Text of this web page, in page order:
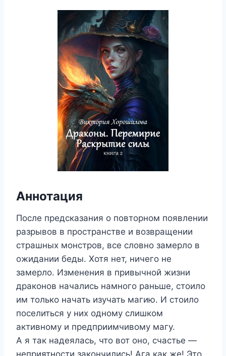
Аннотация
После предсказания о повторном появлении
разрывов в пространстве и возвращении
страшных монстров, все словно замерло в
ожидании беды. Хотя нет, ничего не
замерло. Изменения в привычной жизни
драконов начались намного раньше, стоило
им только начать изучать магию. И стоило
поселиться у них одному слишком
активному и предприимчивому магу.
А я так надеялась, что вот оно, счастье —
неприятности закончились! Ага как же! Это